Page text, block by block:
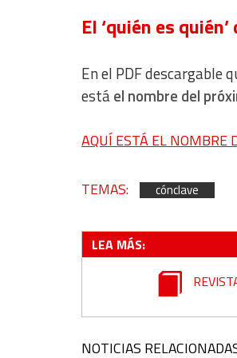
El ‘quién es
En el PDF descargable
estáel nombre del
AQUÍ ESTÁ EL NOMBRE
TEMAS: cónclave
LEA MÁS:
NOTICIAS
Use precise geolocation data
Identify devices based on information
Non-IAB processing purposes: